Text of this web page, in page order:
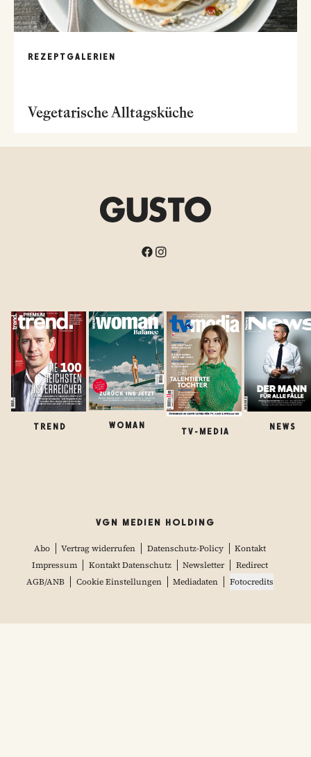
REZEPTGALERIEN
Vegetarische Alltagsküche
TREND WOMAN
TV-MEDIA
NEWS
VGN MEDIEN HOLDING
Abo Vertrag widerrufen Datenschutz-Policy
Kontakt
Impressum
Kontakt Datenschutz Newsletter
Redirect
AGB/ANB
Cookie Einstellungen Mediadaten Fotocredits